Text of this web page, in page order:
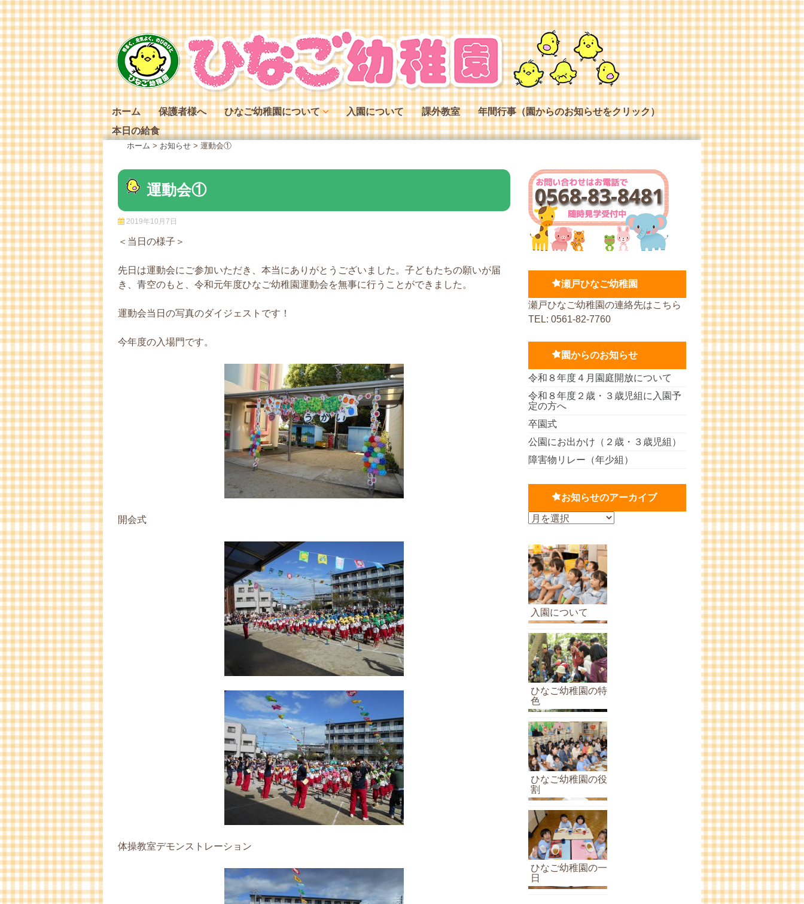
Skip
to
content
ホーム 保護者様へ
ひなご幼稚園について
ひなご幼稚園の特色
ひなご幼稚園の役割
ひなご幼稚園の一日
入園について 課外教室
年間行事（園からのお知らせをクリック）
本日の給食
ホーム > お知らせ > 運動会①
運動会①
2019年10月7日
＜当日の様子＞
先日は運動会にご参加いただき、本当にありがとうございました。子どもたちの願いが届
き、青空のもと、令和元年度ひなご幼稚園運動会を無事に行うことができました。
運動会当日の写真のダイジェストです！
今年度の入場門です。
開会式
体操教室デモンストレーション
瀬戸ひなご幼稚園
瀬戸ひなご幼稚園の連絡先はこちら
TEL: 0561-82-7760
園からのお知らせ
令和８年度４月園庭開放について
令和８年度２歳・３歳児組に入園予
定の方へ
卒園式
公園にお出かけ（２歳・３歳児組）
障害物リレー（年少組）
お知らせのアーカイブ
お
ら
せ
の
ア
ー
カ
イ
ブ
入園について
ひなご幼稚園の特
色
ひなご幼稚園の役
割
ひなご幼稚園の一
日